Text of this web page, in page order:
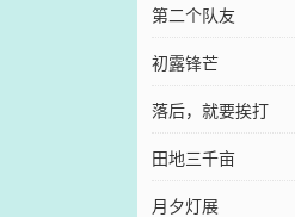
第二个队友
初露锋芒
落后，就要挨打
田地三千亩
月夕灯展